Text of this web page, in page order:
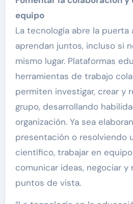
equipo
La tecnología abre la puerta
aprendan juntos, incluso si
mismo lugar. Plataformas
herramientas de trabajo
permiten investigar, crear y
grupo, desarrollando
organización. Ya sea
presentación o resolviendo
científico, trabajar en
comunicar ideas, negociar
puntos de vista.